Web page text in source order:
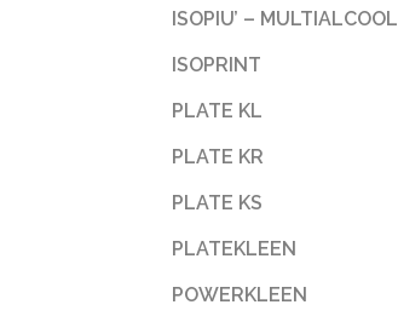
ISOPIU’ – MULTIALCOOL
ISOPRINT
PLATE KL
PLATE KR
PLATE KS
PLATEKLEEN
POWERKLEEN